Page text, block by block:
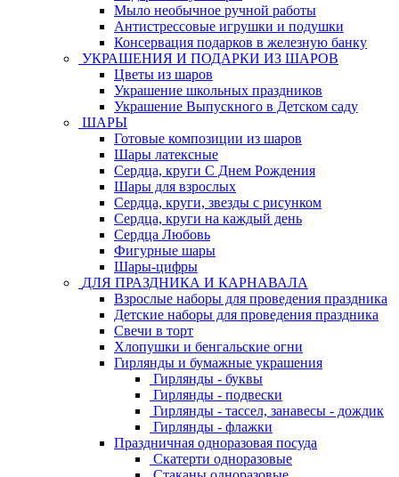
Мыло необычное ручной работы
Антистрессовые игрушки и подушки
Консервация подарков в железную банку
УКРАШЕНИЯ И ПОДАРКИ ИЗ ШАРОВ
Цветы из шаров
Украшение школьных праздников
Украшение Выпускного в Детском саду
ШАРЫ
Готовые композиции из шаров
Шары латексные
Сердца, круги С Днем Рождения
Шары для взрослых
Сердца, круги, звезды с рисунком
Сердца, круги на каждый день
Сердца Любовь
Фигурные шары
Шары-цифры
ДЛЯ ПРАЗДНИКА И КАРНАВАЛА
Взрослые наборы для проведения праздника
Детские наборы для проведения праздника
Свечи в торт
Хлопушки и бенгальские огни
Гирлянды и бумажные украшения
Гирлянды - буквы
Гирлянды - подвески
Гирлянды - тассел, занавесы - дождик
Гирлянды - флажки
Праздничная одноразовая посуда
Скатерти одноразовые